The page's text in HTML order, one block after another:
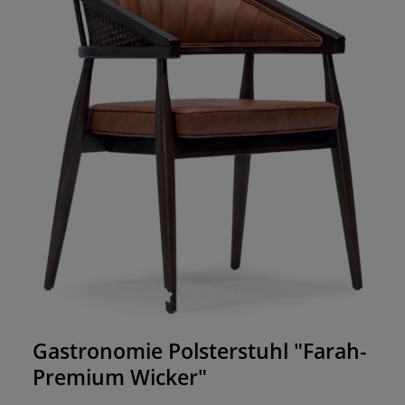
Durchschnittliche Bewertung von 0 von 5 Sternen
Gastronomie Polsterstuhl "Farah-
Premium Wicker"